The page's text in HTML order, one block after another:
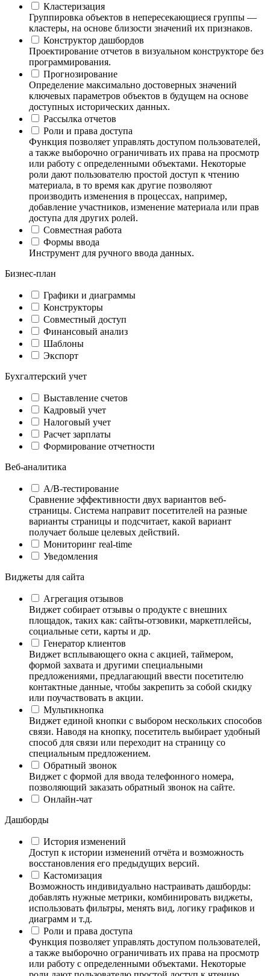
Кластеризация
Группировка объектов в непересекающиеся группы —
кластеры, на основе близости значений их признаков.
Конструктор дашбордов
Проектирование отчетов в визуальном конструкторе без
программирования.
Прогнозирование
Определение максимально достоверных значений
ключевых параметров объектов в будущем на основе
доступных исторических данных.
Рассылка отчетов
Роли и права доступа
Функция позволяет управлять доступом пользователей,
а также выборочно ограничивать их права на просмотр
или работу с определенными объектами. Некоторые
роли дают пользователю простой доступ к чтению
материала, в то время как другие позволяют
производить изменения в процессах, например,
добавление участников, изменение материала или прав
доступа для других ролей.
Совместная работа
Формы ввода
Инструмент для ручного ввода данных.
Бизнес-план
Графики и диаграммы
Конструкторы
Совместный доступ
Финансовый анализ
Шаблоны
Экспорт
Бухгалтерский учет
Выставление счетов
Кадровый учет
Налоговый учет
Расчет зарплаты
Формирование отчетности
Веб-аналитика
А/B-тестирование
Сравнение эффективности двух вариантов веб-
страницы. Система направит посетителей на разные
варианты страницы и подсчитает, какой вариант
получает больше целевых действий.
Мониторинг real-time
Уведомления
Виджеты для сайта
Агрегация отзывов
Виджет собирает отзывы о продукте с внешних
площадок, таких как: сайты-отзовики, маркетплейсы,
социальные сети, карты и др.
Генератор клиентов
Виджет всплывающего окна с акцией, таймером,
формой захвата и другими специальными
предложениями, предлагающий ввести посетителю
контактные данные, чтобы закрепить за собой скидку
или поучаствовать в акции.
Мультикнопка
Виджет единой кнопки с выбором нескольких способов
связи. Наводя на кнопку, посетитель выбирает удобный
способ для связи или переходит на страницу со
специальным предложением.
Обратный звонок
Виджет с формой для ввода телефонного номера,
позволяющий заказать обратный звонок на сайте.
Онлайн-чат
Дашборды
История изменений
Доступ к истории изменений отчёта и возможность
восстановления его предыдущих версий.
Кастомизация
Возможность индивидуально настраивать дашборды:
добавлять нужные метрики, комбинировать виджеты,
использовать фильтры, менять вид, логику графиков и
диаграмм и т.д.
Роли и права доступа
Функция позволяет управлять доступом пользователей,
а также выборочно ограничивать их права на просмотр
или работу с определенными объектами. Некоторые